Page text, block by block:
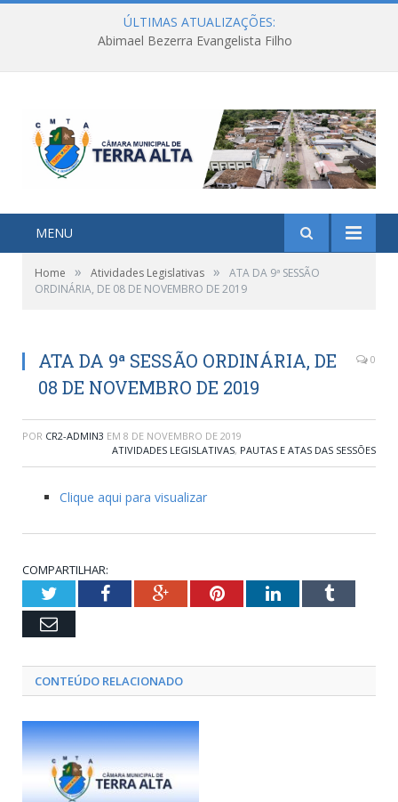
ÚLTIMAS ATUALIZAÇÕES:
Abimael Bezerra Evangelista Filho
MENU
Home » Atividades Legislativas »
ATA DA 9ª SESSÃO
ORDINÁRIA, DE 08 DE NOVEMBRO DE 2019
ATA DA 9ª SESSÃO ORDINÁRIA, DE
08 DE NOVEMBRO DE 2019
0
POR CR2-ADMIN3 EM 8 DE NOVEMBRO DE 2019
ATIVIDADES LEGISLATIVAS, PAUTAS E ATAS DAS SESSÕES
Clique aqui para visualizar
COMPARTILHAR:
TwitterFacebookGoogle+PinterestLinkedInTumblr
Email
CONTEÚDO RELACIONADO